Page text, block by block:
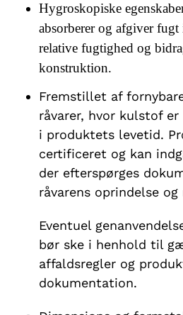
Hygroskopiske
absorberer og afgiver
relative fugtighed og
konstruktion.
Fremstillet af
råvarer, hvor kulstof
i produktets levetid.
certificeret og kan
der efterspørges
råvarens oprindelse
Eventuel
bør ske i henhold til
affaldsregler og
dokumentation.